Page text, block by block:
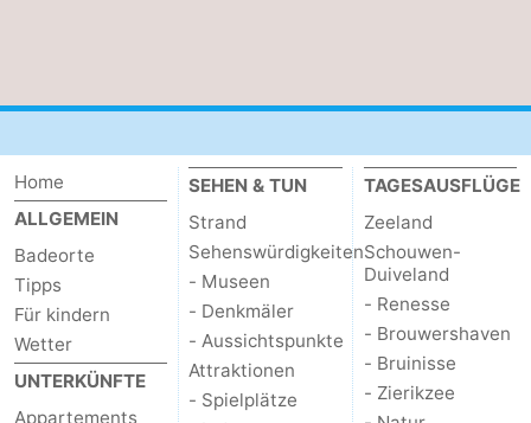
van
Schouwen
Veere
-
Natur
Oranjezon
-
Oostkapelle
-
Natur
de
-
Domburg
-
Home
ALLGEMEIN
Badeorte
Tipps
Für kindern
Wetter
UNTERKÜNFTE
Appartements
SEHEN & TUN
Strand
Sehenswürdigkeiten
- Museen
- Denkmäler
- Aussichtspunkte
Attraktionen
- Spielplätze
TAGESAUSFLÜGE
Zeeland
Schouwen-
Duiveland
- Renesse
- Brouwershaven
- Bruinisse
- Zierikzee